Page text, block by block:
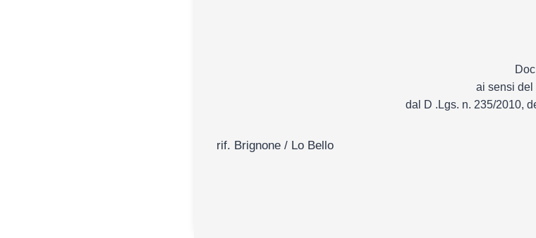
ai sensi del
dal D .Lgs. n. 235/2010,
rif. Brignone / Lo Bello